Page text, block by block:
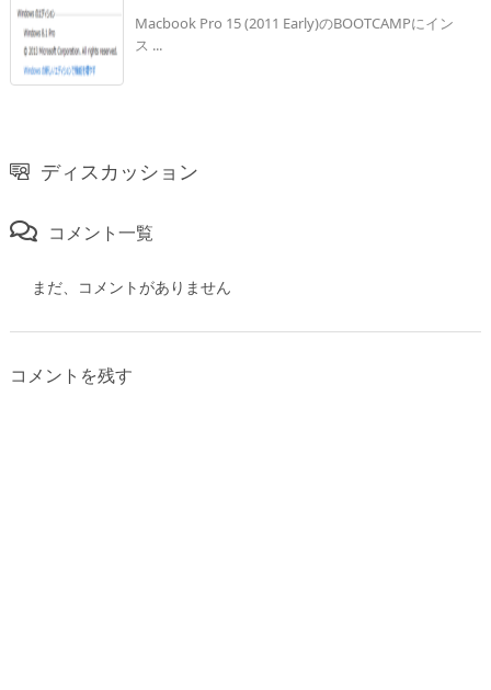
Macbook Pro 15 (2011 Early)のBOOTCAMPにイン
ス ...
ディスカッション
コメント一覧
まだ、コメントがありません
コメントを残す